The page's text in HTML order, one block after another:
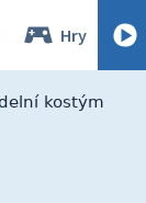
Hry